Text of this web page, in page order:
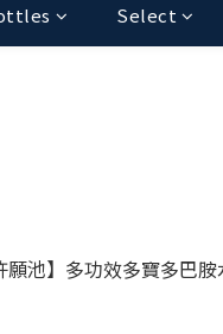
Select